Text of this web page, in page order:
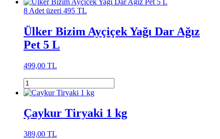
8 Adet üzeri 495 TL
Ülker Bizim Ayçiçek Yağı Dar Ağız
Pet 5 L
499,00 TL
Çaykur Tiryaki 1 kg
389,00 TL